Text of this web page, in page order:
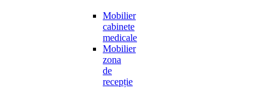
Mobilier
cabinete
medicale
Mobilier
zona
de
recepție